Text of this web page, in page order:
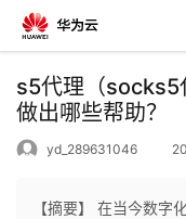
返
回
s5代理（socks5
做出哪些帮助？
yd_289631046
【摘要】 在当今数字